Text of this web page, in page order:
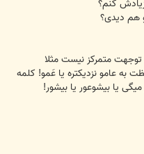
متمرکز نیست مثلا
عامو نزدیکتره یا عَمو! کلمه
یا بیشوعور یا بیشور!